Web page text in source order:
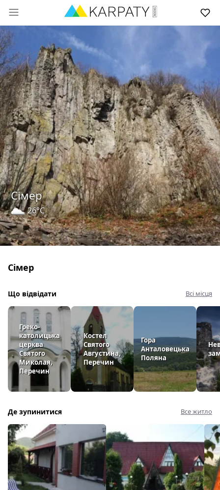
Сімер
26°C
Сімер
Що відвідати Всі місця
​Греко-
католицька
церква
Святого
Миколая,
Перечин
Костел
Святого
Августина,
Перечин
Гора
Анталовецька
Поляна
Де зупинитися Все житло